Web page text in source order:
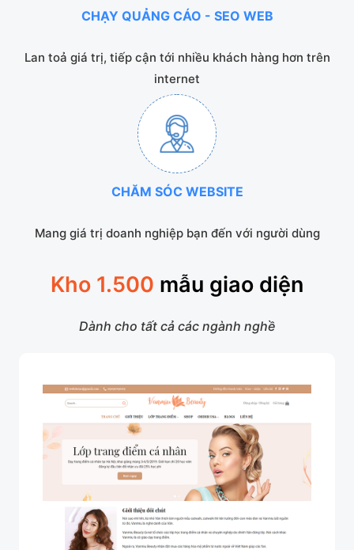
CHẠY QUẢNG CÁO - SEO WEB
Lan toả giá trị, tiếp cận tới nhiều khách hàng hơn trên
internet
CHĂM SÓC WEBSITE
Mang giá trị doanh nghiệp bạn đến với người dùng
Kho 1.500 mẫu giao diện
Dành cho tất cả các ngành nghề